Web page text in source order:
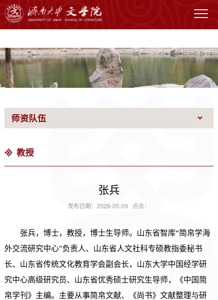
WilliamHILL中国官网
师资队伍
教授
张兵
发布日期：2026-05-09 点击：
张兵，博士，教授， 博士生导师。 山东省智库“简帛学海
外交流研究中心”负责人、山东省人文社科专硕教指委秘书
长、山东省传统文化教育学会副会长，山东大学中国经学研
究中心高级研究员、山东省优秀硕士研究生导师，《中国简
帛学刊》主编。主要从事简帛文献、《尚书》文献整理与研